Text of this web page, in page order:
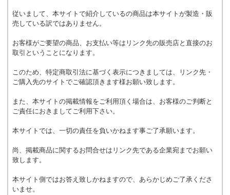
従いまして、本サイトで紹介しているの商品は本サイトが製造・販
売している訳ではありません。
お客様がご要望の商品、お支払い等はリンク先の販売店と直接のお
取引ということになります。
このため、特定商取引法に基づく表示につきましては、リンク先・
ご購入先のサイトでご確認頂きます様お願い致します。
また、本サイトの掲載情報をご利用頂く場合は、お客様のご判断と
ご責任におきましてご利用下さい。
本サイトでは、一切の責任を負いかねます事ご了承願います。
尚、掲載商品に関するお問合せはリンク先である企業宛までお願い
致します。
本サイト側ではお答え致しかねますので、あらかじめご了承くださ
いませ。